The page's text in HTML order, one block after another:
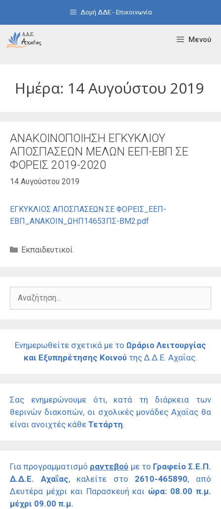
Δομή ΔΔΕ - Επικοινωνία
Μενού
Ημέρα: 14 Αυγούστου 2019
ΑΝΑΚΟΙΝΟΠΟΙΗΣΗ ΕΓΚΥΚΛΙΟΥ
ΑΠΟΣΠΑΣΕΩΝ ΜΕΛΩΝ ΕΕΠ-ΕΒΠ ΣΕ
ΦΟΡΕΙΣ 2019-2020
14 Αυγούστου 2019
ΕΓΚΥΚΛΙΟΣ ΑΠΟΣΠΑΣΕΩΝ ΣΕ ΦΟΡΕΙΣ_ΕΕΠ-
ΕΒΠ_ΑΝΑΚΟΙΝ_ΩΗΠ14653ΠΣ-ΒΜ2.pdf
Κατηγορίες
Εκπαιδευτικοί
Αναζήτηση
Ενημερωθείτε σχετικά με το Ωράριο Λειτουργίας
και Εξυπηρέτησης Κοινού της Δ.Δ.Ε. Αχαΐας.
Σας ενημερώνουμε ότι, κατά τη διάρκεια των
θερινών διακοπών, οι σχολικές μονάδες Αχαΐας θα
είναι ανοιχτές κάθε Τετάρτη.
Για προγραμματισμό ραντεβού με το Γραφείο Σ.Ε.Π.
Δ.Δ.Ε. Αχαΐας, καλείτε στο 2610-465890, από
Δευτέρα μέχρι και Παρασκευή και ώρα: 08.00 π.μ.
μέχρι 09.00 π.μ.